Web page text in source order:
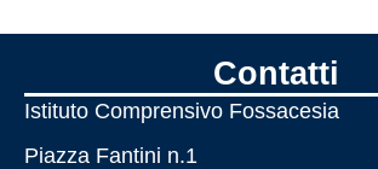
Contatti
Istituto Comprensivo Fossacesia
Piazza Fantini n.1